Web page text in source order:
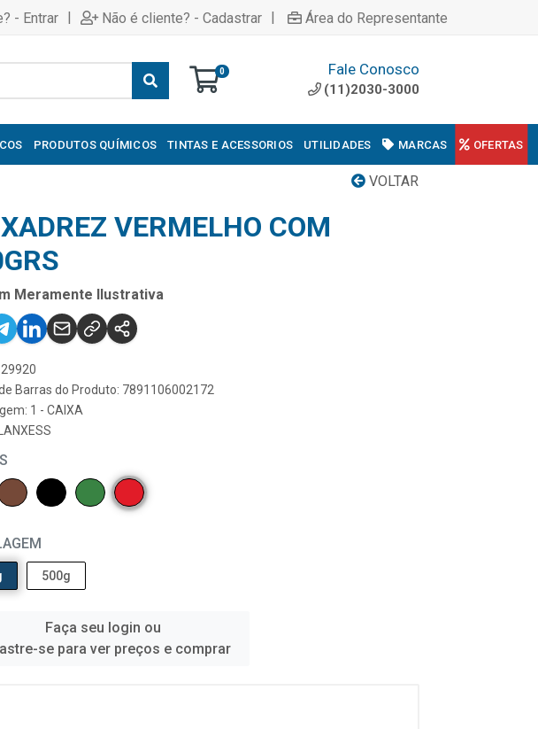
- Entrar | Não é cliente? - Cadastrar | Área do Representante
0 Fale Conosco
(11)2030-3000
PRODUTOS QUÍMICOS TINTAS E ACESSORIOS UTILIDADES MARCAS OFERTAS
VOLTAR
VERMELHO COM
Meramente Ilustrativa
Barras do Produto: 7891106002172
1 - CAIXA
LANXESS
500g
Faça seu login ou
se para ver preços e comprar